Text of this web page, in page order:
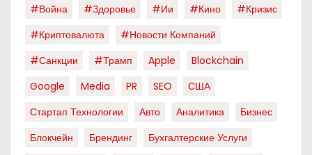
#война
#здоровье #ии #кино
#кризис
#криптовалюта
#новости Компаний
#санкции
#трамп Apple
Blockchain
Google
Media PR SEO
США
Стартап Технологии
Авто Аналитика
Бизнес
Блокчейн
Брендинг
Бухгалтерские Услуги